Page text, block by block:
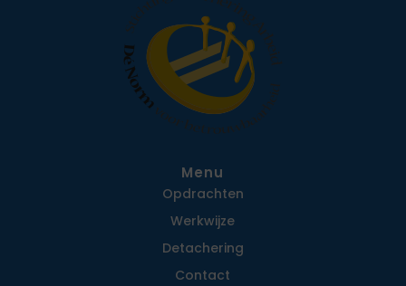
Menu
Opdrachten
Werkwijze
Detachering
Contact